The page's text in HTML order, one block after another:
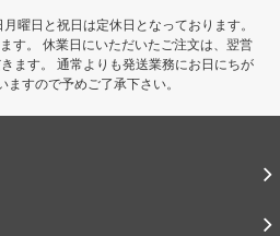
曜日と祝日は定休日となっております。
す。 休業日にいただいたご注文は、翌営
ます。 通常よりも発送業務にお日にちが
ますので予めご了承下さい。